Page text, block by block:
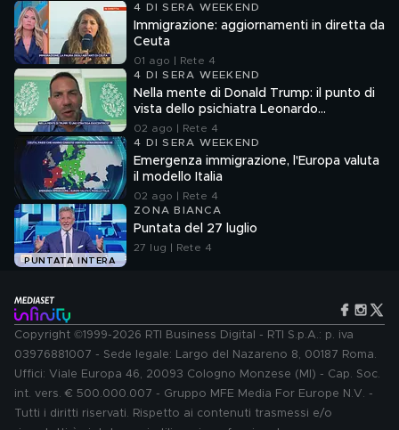
4 DI SERA WEEKEND
Immigrazione: aggiornamenti in diretta da
Ceuta
01 ago | Rete 4
4 DI SERA WEEKEND
Nella mente di Donald Trump: il punto di
vista dello psichiatra Leonardo
Mendolicchio
02 ago | Rete 4
4 DI SERA WEEKEND
Emergenza immigrazione, l'Europa valuta
il modello Italia
02 ago | Rete 4
PUNTATA INTERA
ZONA BIANCA
Puntata del 27 luglio
27 lug | Rete 4
Copyright ©1999-2026 RTI Business Digital - RTI S.p.A.: p. iva
03976881007 - Sede legale: Largo del Nazareno 8, 00187 Roma.
Uffici: Viale Europa 46, 20093 Cologno Monzese (MI) - Cap. Soc.
int. vers. € 500.000.007 - Gruppo MFE Media For Europe N.V. -
Tutti i diritti riservati. Rispetto ai contenuti trasmessi e/o